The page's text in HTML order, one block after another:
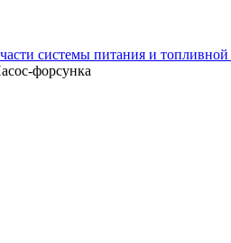
системы питания и
форсунка